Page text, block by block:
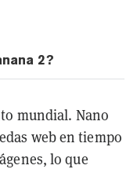
2?
mundial. Nano
web en tiempo
lo que